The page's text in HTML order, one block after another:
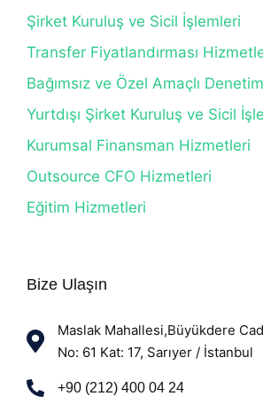
Şirket Kuruluş ve Sicil İşlemleri
Transfer Fiyatlandırması
Bağımsız ve Özel Amaçlı
Yurtdışı Şirket Kuruluş ve Sicil
Kurumsal Finansman Hizmetleri
Outsource CFO Hizmetleri
Eğitim Hizmetleri
Bize Ulaşın
Maslak Mahallesi,Büyükdere
No: 61 Kat: 17, Sarıyer / İstanbul
+90 (212) 400 04 24